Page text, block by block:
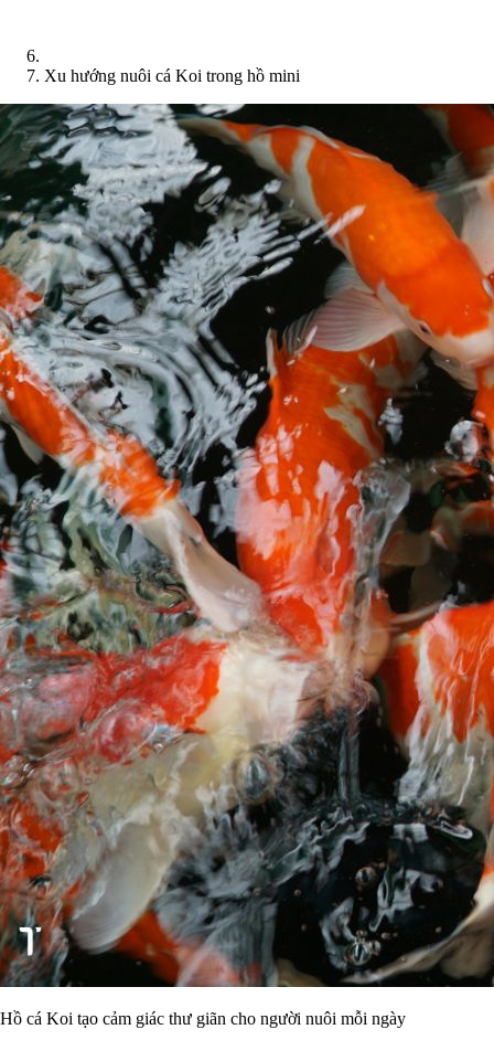
Xu hướng nuôi cá Koi trong hồ mini
Hồ cá Koi tạo cảm giác thư giãn cho người nuôi mỗi ngày